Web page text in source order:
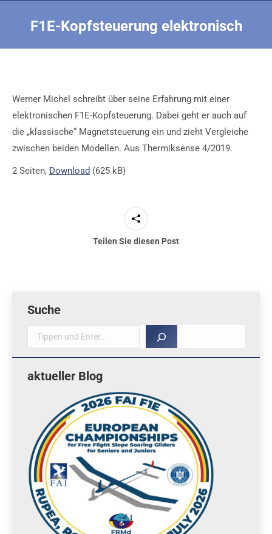
F1E-Kopfsteuerung elektronisch
Werner Michel schreibt über seine Erfahrung mit einer
elektronischen F1E-Kopfsteuerung. Dabei geht er auch auf
die „klassische“ Magnetsteuerung ein und zieht Vergleiche
zwischen beiden Modellen. Aus Thermiksense 4/2019.
2 Seiten, Download (625 kB)
Teilen Sie diesen Post
Suche
Suche
aktueller Blog